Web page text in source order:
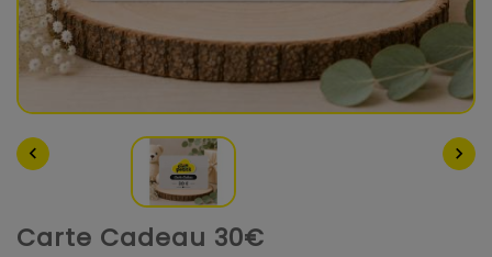
 
Carte Cadeau 30€